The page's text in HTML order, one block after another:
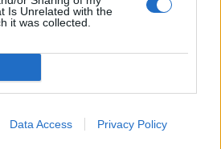
Is Unrelated with the
it was collected.
Data Access Privacy Policy